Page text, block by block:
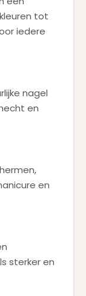
tot
iedere
nagel
en
en
sterker en